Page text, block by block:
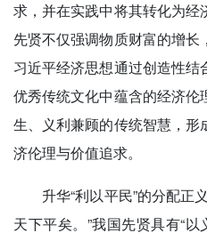
求，并在实践中将其转化为
先贤不仅强调物质财富的增长
习近平经济思想通过创造性
优秀传统文化中蕴含的经济
生、义利兼顾的传统智慧，
济伦理与价值追求。
升华“利以平民”的分配正
天下平矣。”我国先贤具有“